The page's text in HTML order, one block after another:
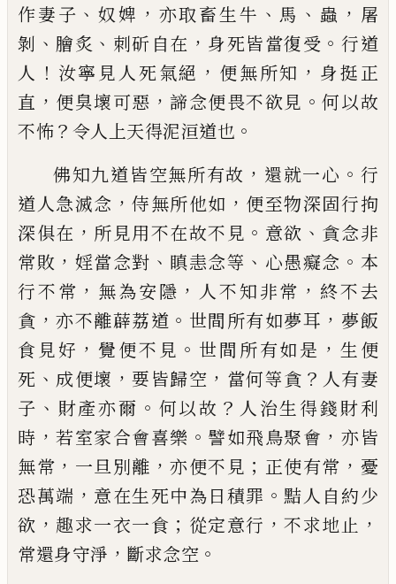
作妻子 、奴婢 ， 亦取畜生牛 、 馬 、 蟲 ， 屠
剝 、 膾炙 、 刺斫自在 ， 身死皆當復受 。行道
人 ！ 汝寧見人死氣絕 ， 便無所知 ， 身挺正
直 ， 便臭壞可惡 ，諦念便畏不欲見 。何以故
不怖？ 令人 上天得泥洹道也 。
佛知九道皆空無所有故 ， 還就一心 。 行
道人急滅念 ，侍無所他如 ， 便至物深固行拘
深俱在 ， 所見用不在故不見 。 意欲 、 貪念非
常敗 ， 婬當念對 、 瞋恚念等 、 心愚癡念 。 本
行不常 ， 無為安隱 ， 人不知非常 ， 終不去
貪 ，亦不離薜荔道 。 世間所有如夢耳 ， 夢飯
食見好 ， 覺便不見 。 世間所有如是 ， 生便
死 、 成便壞 ，要皆歸空 ， 當何等貪 ？ 人有妻
子 、 財產亦爾 。 何以故 ？ 人治生得錢財利
時 ，若室家合會喜樂 。 譬如飛鳥聚會 ， 亦皆
無常 ， 一旦別離 ，亦便不見 ； 正使有常 ， 憂
恐萬端 ， 意在生死中為日積罪 。黠人自約少
欲 ， 趣求一衣一食 ； 從定意行 ，不求地止 ，
常還身守淨 ， 斷求念空 。